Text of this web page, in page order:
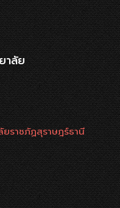
าลัย
ราชภัฏสุราษฎร์ธานี